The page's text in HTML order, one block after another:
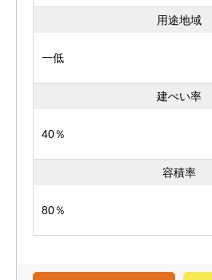
用途地域
一低
建ぺい率
40％
容積率
80％